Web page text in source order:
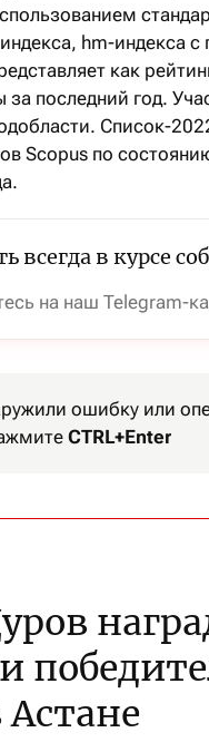
hm-индекса с
как
за последний год.
Список-
Scopus по
всегда в курсе
на наш Telegram-
ошибку или
CTRL+Enter